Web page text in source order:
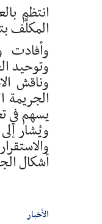
انتظم
المكلَّف
وأفادت
وتوحيد
وناقش
الجريمة
يسهم في
ويُشار
أشكال
الأخبار